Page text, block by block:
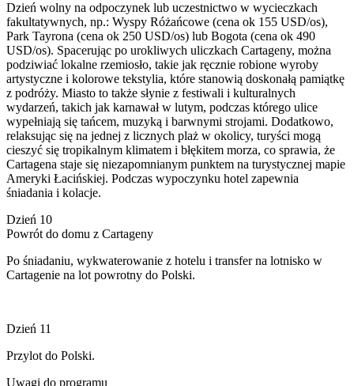
Dzień wolny na odpoczynek lub uczestnictwo w wycieczkach
fakultatywnych, np.: Wyspy Różańcowe (cena ok 155 USD/os),
Park Tayrona (cena ok 250 USD/os) lub Bogota (cena ok 490
USD/os). Spacerując po urokliwych uliczkach Cartageny, można
podziwiać lokalne rzemiosło, takie jak ręcznie robione wyroby
artystyczne i kolorowe tekstylia, które stanowią doskonałą pamiątkę
z podróży. Miasto to także słynie z festiwali i kulturalnych
wydarzeń, takich jak karnawał w lutym, podczas którego ulice
wypełniają się tańcem, muzyką i barwnymi strojami. Dodatkowo,
relaksując się na jednej z licznych plaż w okolicy, turyści mogą
cieszyć się tropikalnym klimatem i błękitem morza, co sprawia, że
Cartagena staje się niezapomnianym punktem na turystycznej mapie
Ameryki Łacińskiej. Podczas wypoczynku hotel zapewnia
śniadania i kolacje.
Dzień 10
Powrót do domu z Cartageny
Po śniadaniu, wykwaterowanie z hotelu i transfer na lotnisko w
Cartagenie na lot powrotny do Polski.
Dzień 11
Przylot do Polski.
Uwagi do programu